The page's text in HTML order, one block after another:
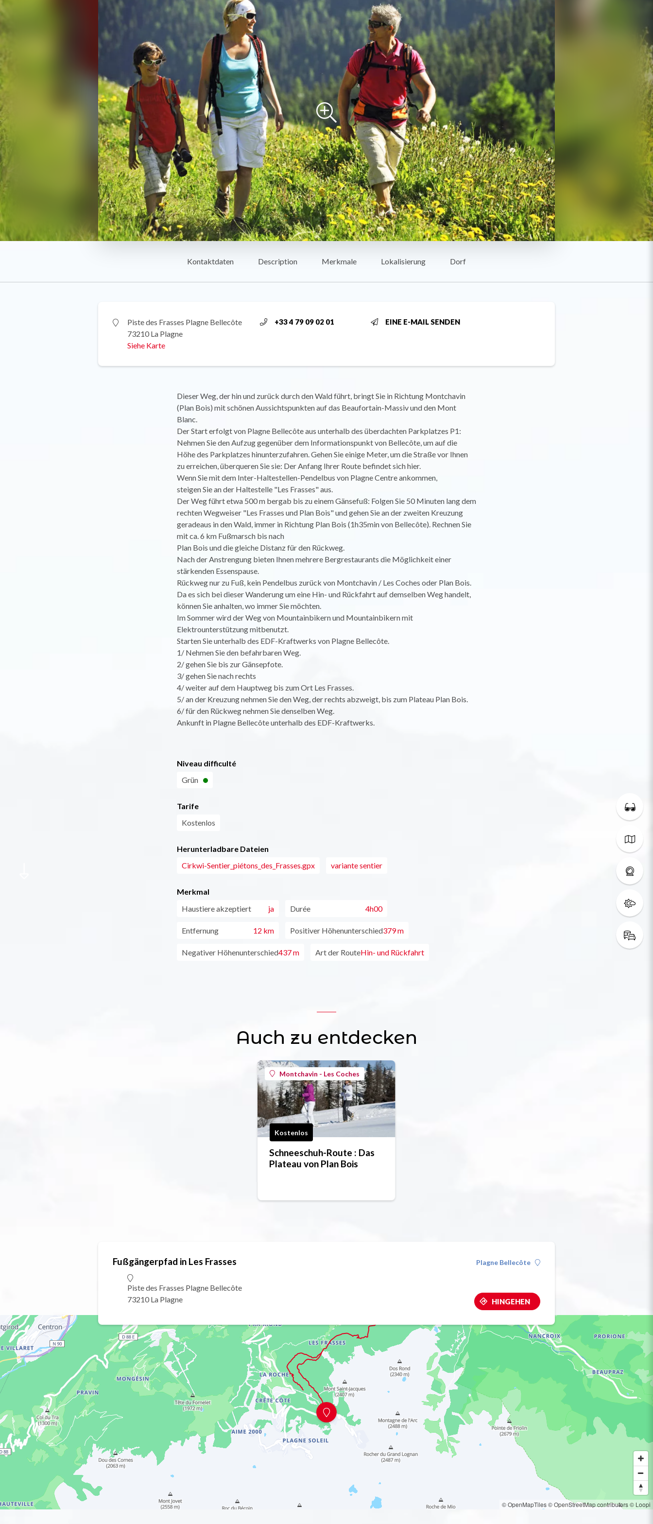
Kontaktdaten Description Merkmale Lokalisierung Dorf
Piste des Frasses Plagne Bellecôte
73210 La Plagne
Siehe Karte
+33 4 79 09 02 01 EINE E-MAIL SENDEN
Dieser Weg, der hin und zurück durch den Wald führt, bringt Sie in Richtung Montchavin
(Plan Bois) mit schönen Aussichtspunkten auf das Beaufortain-Massiv und den Mont
Blanc.
Der Start erfolgt von Plagne Bellecôte aus unterhalb des überdachten Parkplatzes P1:
Nehmen Sie den Aufzug gegenüber dem Informationspunkt von Bellecôte, um auf die
Höhe des Parkplatzes hinunterzufahren. Gehen Sie einige Meter, um die Straße vor Ihnen
zu erreichen, überqueren Sie sie: Der Anfang Ihrer Route befindet sich hier.
Wenn Sie mit dem Inter-Haltestellen-Pendelbus von Plagne Centre ankommen,
steigen Sie an der Haltestelle "Les Frasses" aus.
Der Weg führt etwa 500 m bergab bis zu einem Gänsefuß: Folgen Sie 50 Minuten lang dem
rechten Wegweiser "Les Frasses und Plan Bois" und gehen Sie an der zweiten Kreuzung
geradeaus in den Wald, immer in Richtung Plan Bois (1h35min von Bellecôte). Rechnen Sie
mit ca. 6 km Fußmarsch bis nach
Plan Bois und die gleiche Distanz für den Rückweg.
Nach der Anstrengung bieten Ihnen mehrere Bergrestaurants die Möglichkeit einer
stärkenden Essenspause.
Rückweg nur zu Fuß, kein Pendelbus zurück von Montchavin / Les Coches oder Plan Bois.
Da es sich bei dieser Wanderung um eine Hin- und Rückfahrt auf demselben Weg handelt,
können Sie anhalten, wo immer Sie möchten.
Im Sommer wird der Weg von Mountainbikern und Mountainbikern mit
Elektrounterstützung mitbenutzt.
Starten Sie unterhalb des EDF-Kraftwerks von Plagne Bellecôte.
1/ Nehmen Sie den befahrbaren Weg.
2/ gehen Sie bis zur Gänsepfote.
3/ gehen Sie nach rechts
4/ weiter auf dem Hauptweg bis zum Ort Les Frasses.
5/ an der Kreuzung nehmen Sie den Weg, der rechts abzweigt, bis zum Plateau Plan Bois.
6/ für den Rückweg nehmen Sie denselben Weg.
Ankunft in Plagne Bellecôte unterhalb des EDF-Kraftwerks.
Niveau difficulté
Grün
Tarife
Kostenlos
Herunterladbare Dateien
Cirkwi-Sentier_piétons_des_Frasses.gpx
variante sentier
Merkmal
Haustiere akzeptiert
ja Durée 4h00
Entfernung 12 km Positiver Höhenunterschied379 m
Negativer Höhenunterschied437 m Art der RouteHin- und Rückfahrt
Auch zu entdecken
Montchavin - Les Coches
Kostenlos
Schneeschuh-Route : Das
Plateau von Plan Bois
Fußgängerpfad in Les Frasses
Piste des Frasses Plagne Bellecôte
73210 La Plagne
Plagne Bellecôte
HINGEHEN
© OpenMapTiles© OpenStreetMap contributors© Loopi